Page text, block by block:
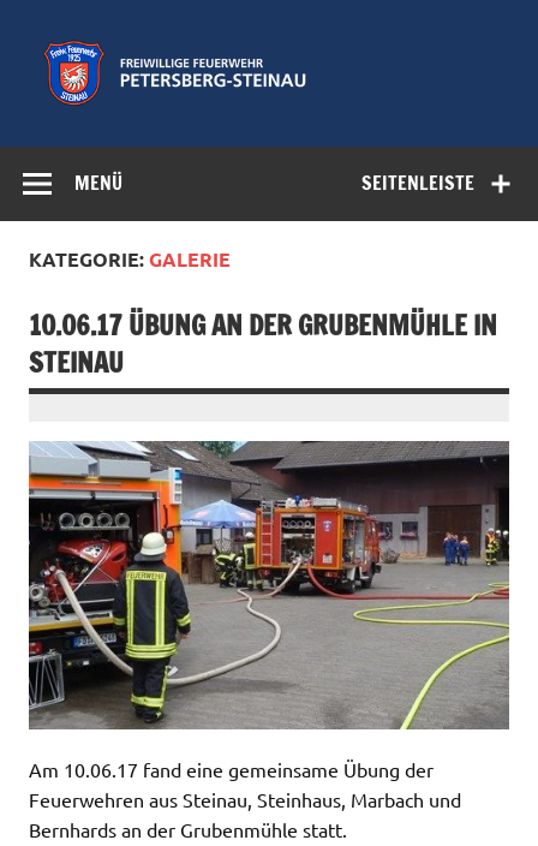
springen
Feuerwehr
Petersberg-
SEITENLEISTE
MENÜ
KATEGORIE:GALERIE
10.06.17 ÜBUNG AN DER GRUBENMÜHLE IN
STEINAU
Am 10.06.17 fand eine gemeinsame Übung der
Feuerwehren aus Steinau, Steinhaus, Marbach und
Bernhards an der Grubenmühle statt.